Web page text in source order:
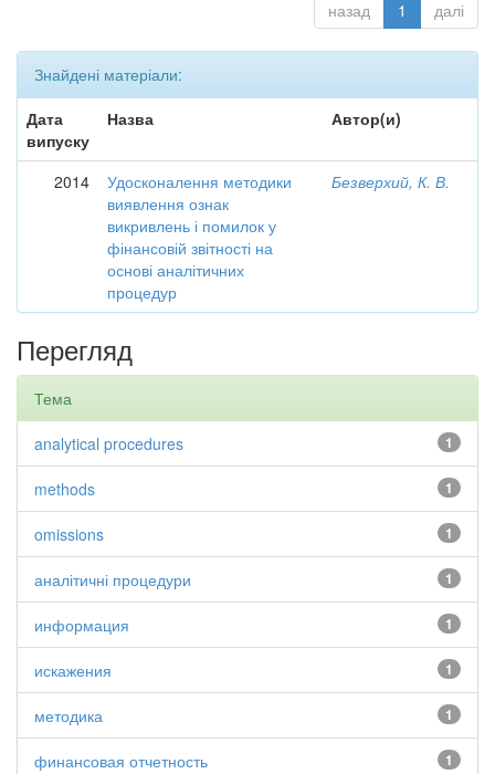
назад 1 далі
Знайдені матеріали:
Дата
випуску
Назва Автор(и)
2014
Удосконалення методики
виявлення ознак
викривлень і помилок у
фінансовій звітності на
основі аналітичних
процедур
Безверхий, К. В.
Перегляд
Тема
1
analytical procedures
1
methods
1
omissions
1
аналітичні процедури
1
информация
1
искажения
1
методика
1
финансовая отчетность